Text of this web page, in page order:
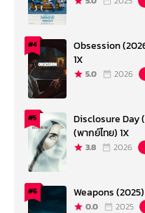
#4
Obsession
1X
5.0 2026
#5
Disclosure Day
(พากย์ไทย) 1X
3.8 2026
#6 Weapons
0.0 2025